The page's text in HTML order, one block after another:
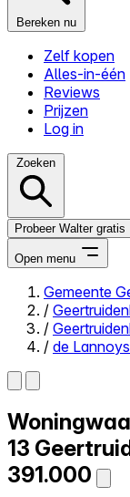
Bereken nu
Zelf kopen
Alles-in-één
Reviews
Prijzen
Log in
Zoeken
Probeer Walter gratis
Open menu
Close menu
Zelf kopen
Alles-in-één
Reviews
Prijzen
Gemeente
/
/
/ de
13
391.000